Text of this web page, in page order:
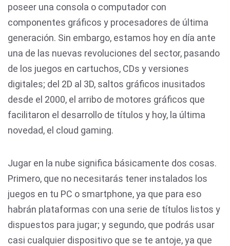
poseer una consola o computador con
componentes gráficos y procesadores de última
generación. Sin embargo, estamos hoy en día ante
una de las nuevas revoluciones del sector, pasando
de los juegos en cartuchos, CDs y versiones
digitales; del 2D al 3D, saltos gráficos inusitados
desde el 2000, el arribo de motores gráficos que
facilitaron el desarrollo de títulos y hoy, la última
novedad, el cloud gaming.
Jugar en la nube significa básicamente dos cosas.
Primero, que no necesitarás tener instalados los
juegos en tu PC o smartphone, ya que para eso
habrán plataformas con una serie de títulos listos y
dispuestos para jugar; y segundo, que podrás usar
casi cualquier dispositivo que se te antoje, ya que